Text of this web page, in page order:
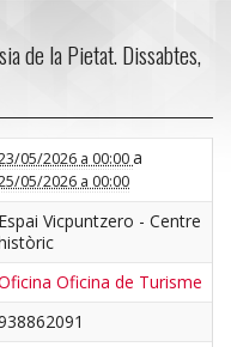
de la Pietat. Dissabtes,
05/2026 a 00:00a
05/2026 a 00:00
Espai Vicpuntzero - Centre
Oficina de Turisme